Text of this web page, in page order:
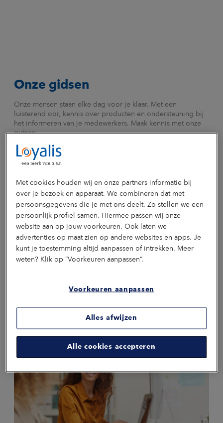
Onze gidsen
Onze mensen staan elke dag voor je klaar. Met een
luisterend oor, kennis over producten en ondersteuning bij
het informeren van je medewerkers. Maak kennis met onze
gidsen.
Joop de
Champs
inkomen
en
zekerheid
Consultant
&
Bijzonder
lector
inkomen
en
zekerheid
inkomen
en
zekerheid
Met cookies houden wij en onze partners informatie bij
over je bezoek en apparaat. We combineren dat met
persoonsgegevens die je met ons deelt. Zo stellen we een
persoonlijk profiel samen. Hiermee passen wij onze
website aan op jouw voorkeuren. Ook laten we
advertenties op maat zien op andere websites en apps. Je
kunt je toestemming altijd aanpassen of intrekken. Meer
weten? Klik op “Voorkeuren aanpassen”.
Voorkeuren aanpassen
Alles afwijzen
Alle cookies accepteren